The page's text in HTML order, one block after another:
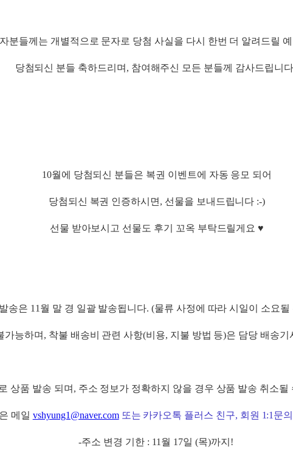
분들께는 개별적으로 문자로 당첨 사실을 다시 한번 더 알려드릴
당첨되신 분들 축하드리며, 참여해주신 모든 분들께 감사드립니
10월에 당첨되신 분들은 복권 이벤트에 자동 응모 되어
당첨되신 복권 인증하시면, 선물을 보내드립니다 :-)
선물 받아보시고 선물도 후기 꼬옥 부탁드릴게요 ♥
송은 11월 말 경 일괄 발송됩니다. (물류 사정에 따라 시일이 소요될
능하며, 착불 배송비 관련 사항(비용, 지불 방법 등)은 담당 배송기
상품 발송 되며, 주소 정보가 정확하지 않을 경우 상품 발송 취소될
메일 vshyung1@naver.com 또는 카카오톡 플러스 친구, 회원 1:1문
-주소 변경 기한 : 11월 17일 (목)까지!